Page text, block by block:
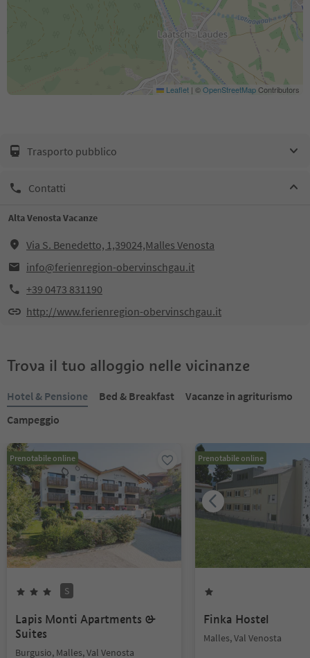
Leaflet | ©OpenStreetMapContributors
Trasporto pubblico
Contatti
Alta Venosta Vacanze
Via S. Benedetto, 1,39024,Malles Venosta
info@ferienregion-obervinschgau.it
+39 0473 831190
http://www.ferienregion-obervinschgau.it
Trova il tuo alloggio nelle vicinanze
Hotel & Pensione Bed & Breakfast
Vacanze in agriturismo
Campeggio
Prenotabile online
S
Lapis Monti Apartments &
Suites
Burgusio, Malles, Val Venosta
Prenotabile online
Finka Hostel
Malles, Val Venosta